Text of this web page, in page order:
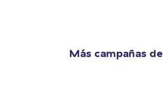
Más campañas de